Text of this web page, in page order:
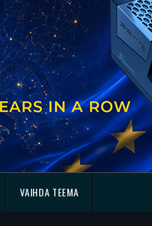
VAIHDA TEEMA